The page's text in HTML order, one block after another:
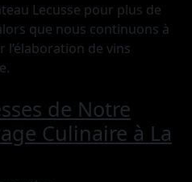
Lecusse pour plus de
que nous continuons à
de vins
de Notre
Culinaire à La